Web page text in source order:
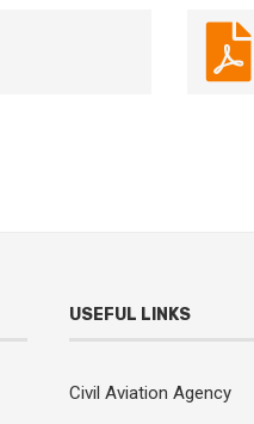
USEFUL LINKS
Civil Aviation Agency